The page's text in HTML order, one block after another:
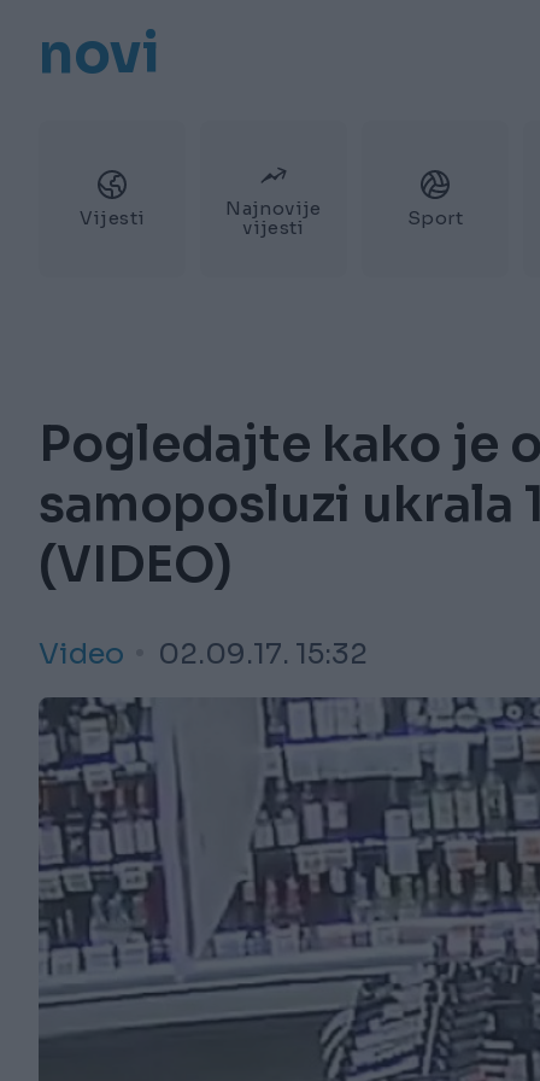
novi
Vijesti
Najnovije
vijesti
Sport
Pogledajte kako je
samoposluzi ukrala
(VIDEO)
Video 02.09.17. 15:32